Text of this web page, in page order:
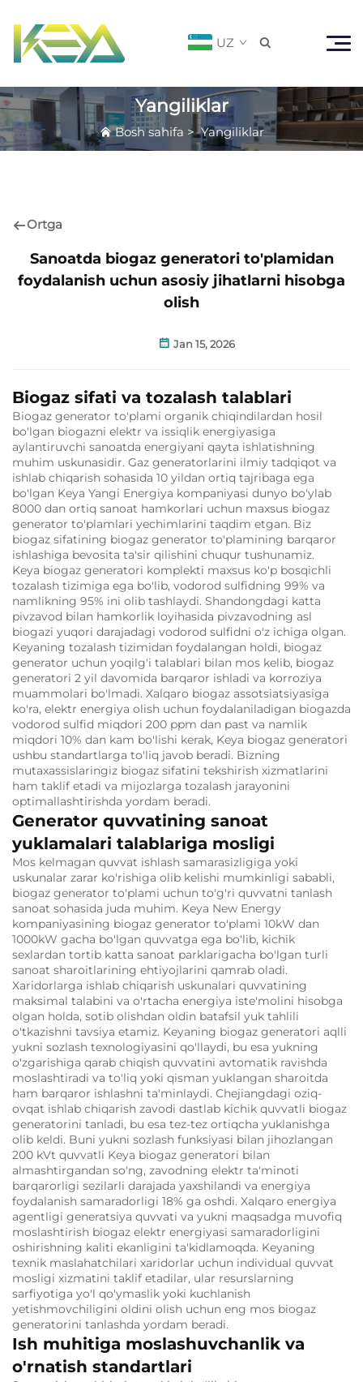
UZ 
Yangiliklar
Bosh sahifa >Yangiliklar
Ortga
Sanoatda biogaz generatori to'plamidan
foydalanish uchun asosiy jihatlarni hisobga
olish
Jan 15, 2026
Biogaz sifati va tozalash talablari
Biogaz generator to'plami organik chiqindilardan hosil
bo'lgan biogazni elektr va issiqlik energiyasiga
aylantiruvchi sanoatda energiyani qayta ishlatishning
muhim uskunasidir. Gaz generatorlarini ilmiy tadqiqot va
ishlab chiqarish sohasida 10 yildan ortiq tajribaga ega
bo'lgan Keya Yangi Energiya kompaniyasi dunyo bo'ylab
8000 dan ortiq sanoat hamkorlari uchun maxsus biogaz
generator to'plamlari yechimlarini taqdim etgan. Biz
biogaz sifatining biogaz generator to'plamining barqaror
ishlashiga bevosita ta'sir qilishini chuqur tushunamiz.
Keya biogaz generatori komplekti maxsus ko'p bosqichli
tozalash tizimiga ega bo'lib, vodorod sulfidning 99% va
namlikning 95% ini olib tashlaydi. Shandongdagi katta
pivzavod bilan hamkorlik loyihasida pivzavodning asl
biogazi yuqori darajadagi vodorod sulfidni o'z ichiga olgan.
Keyaning tozalash tizimidan foydalangan holdi, biogaz
generator uchun yoqilg'i talablari bilan mos kelib, biogaz
generatori 2 yil davomida barqaror ishladi va korroziya
muammolari bo'lmadi. Xalqaro biogaz assotsiatsiyasiga
ko'ra, elektr energiya olish uchun foydalaniladigan biogazda
vodorod sulfid miqdori 200 ppm dan past va namlik
miqdori 10% dan kam bo'lishi kerak, Keya biogaz generatori
ushbu standartlarga to'liq javob beradi. Bizning
mutaxassislaringiz biogaz sifatini tekshirish xizmatlarini
ham taklif etadi va mijozlarga tozalash jarayonini
optimallashtirishda yordam beradi.
Generator quvvatining sanoat
yuklamalari talablariga mosligi
Mos kelmagan quvvat ishlash samarasizligiga yoki
uskunalar zarar ko'rishiga olib kelishi mumkinligi sababli,
biogaz generator to'plami uchun to'g'ri quvvatni tanlash
sanoat sohasida juda muhim. Keya New Energy
kompaniyasining biogaz generator to'plami 10kW dan
1000kW gacha bo'lgan quvvatga ega bo'lib, kichik
sexlardan tortib katta sanoat parklarigacha bo'lgan turli
sanoat sharoitlarining ehtiyojlarini qamrab oladi.
Xaridorlarga ishlab chiqarish uskunalari quvvatining
maksimal talabini va o'rtacha energiya iste'molini hisobga
olgan holda, sotib olishdan oldin batafsil yuk tahlili
o'tkazishni tavsiya etamiz. Keyaning biogaz generatori aqlli
yukni sozlash texnologiyasini qo'llaydi, bu esa yukning
o'zgarishiga qarab chiqish quvvatini avtomatik ravishda
moslashtiradi va to'liq yoki qisman yuklangan sharoitda
ham barqaror ishlashni ta'minlaydi. Chejiangdagi oziq-
ovqat ishlab chiqarish zavodi dastlab kichik quvvatli biogaz
generatorini tanladi, bu esa tez-tez ortiqcha yuklanishga
olib keldi. Buni yukni sozlash funksiyasi bilan jihozlangan
200 kVt quvvatli Keya biogaz generatori bilan
almashtirgandan so'ng, zavodning elektr ta'minoti
barqarorligi sezilarli darajada yaxshilandi va energiya
foydalanish samaradorligi 18% ga oshdi. Xalqaro energiya
agentligi generatsiya quvvati va yukni maqsadga muvofiq
moslashtirish biogaz elektr energiyasi samaradorligini
oshirishning kaliti ekanligini ta'kidlamoqda. Keyaning
texnik maslahatchilari xaridorlar uchun individual quvvat
mosligi xizmatini taklif etadilar, ular resurslarning
sarfiyotiga yo'l qo'ymaslik yoki kuchlanish
yetishmovchiligini oldini olish uchun eng mos biogaz
generatorini tanlashda yordam beradi.
Ish muhitiga moslashuvchanlik va
o'rnatish standartlari